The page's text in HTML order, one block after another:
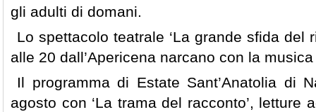
gli adulti di domani.
Lo spettacolo teatrale ‘La grande sfida del
alle 20 dall’Apericena narcano con la
Il programma di Estate Sant’Anatolia di
agosto con ‘La trama del racconto’, letture